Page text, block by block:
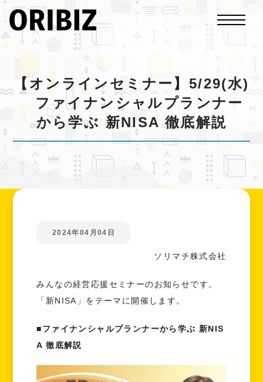
【オンラインセミナー】5/29(水)
ファイナンシャルプランナー
から学ぶ 新NISA 徹底解説
2024年04月04日
ソリマチ株式会社
みんなの経営応援セミナーのお知らせです。
「新NISA」をテーマに開催します。
■ファイナンシャルプランナーから学ぶ 新NIS
A 徹底解説